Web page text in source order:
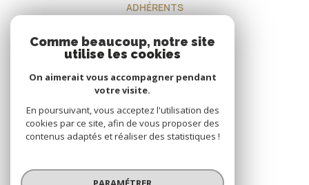
ADHÉRENTS
Nous adhérons
© 2026 | Tous droits réservés
Comme beaucoup, notre site
utilise les cookies
On aimerait vous accompagner pendant
votre visite.
En poursuivant, vous acceptez l'utilisation des
cookies par ce site, afin de vous proposer des
contenus adaptés et réaliser des statistiques !